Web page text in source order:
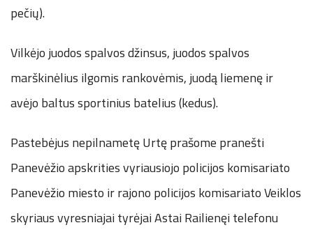
pečių).
Vilkėjo juodos spalvos džinsus, juodos spalvos
marškinėlius ilgomis rankovėmis, juodą liemenę ir
avėjo baltus sportinius batelius (kedus).
Pastebėjus nepilnametę Urtę prašome pranešti
Panevėžio apskrities vyriausiojo policijos komisariato
Panevėžio miesto ir rajono policijos komisariato Veiklos
skyriaus vyresniajai tyrėjai Astai Railienęi telefonu